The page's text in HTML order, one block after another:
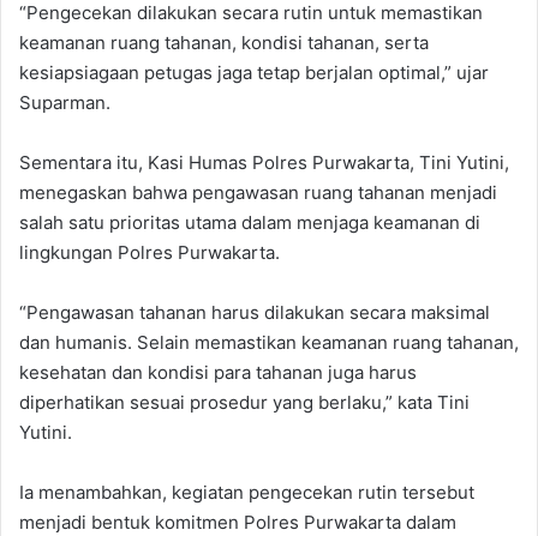
‎“Pengecekan dilakukan secara rutin untuk memastikan
keamanan ruang tahanan, kondisi tahanan, serta
kesiapsiagaan petugas jaga tetap berjalan optimal,” ujar
Suparman.
‎Sementara itu, Kasi Humas Polres Purwakarta, Tini Yutini,
menegaskan bahwa pengawasan ruang tahanan menjadi
salah satu prioritas utama dalam menjaga keamanan di
lingkungan Polres Purwakarta.
‎“Pengawasan tahanan harus dilakukan secara maksimal
dan humanis. Selain memastikan keamanan ruang tahanan,
kesehatan dan kondisi para tahanan juga harus
diperhatikan sesuai prosedur yang berlaku,” kata Tini
Yutini.
‎Ia menambahkan, kegiatan pengecekan rutin tersebut
menjadi bentuk komitmen Polres Purwakarta dalam